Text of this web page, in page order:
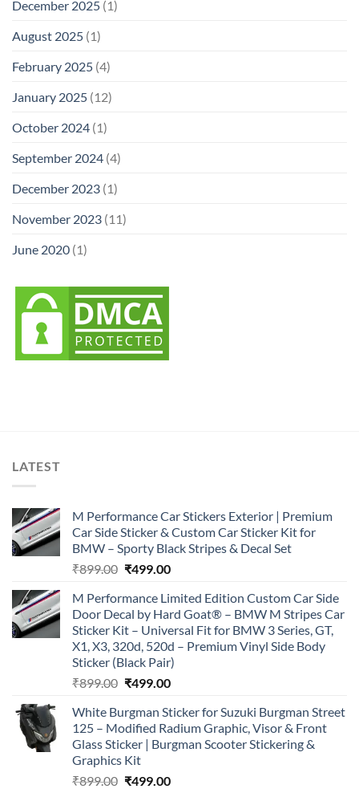
December 2025 (1)
August 2025 (1)
February 2025 (4)
January 2025 (12)
October 2024 (1)
September 2024 (4)
December 2023 (1)
November 2023 (11)
June 2020 (1)
LATEST
M Performance Car Stickers Exterior | Premium
Car Side Sticker & Custom Car Sticker Kit for
BMW – Sporty Black Stripes & Decal Set
₹899.00 Original
was:
₹899.00.
₹499.00Current
is:
₹499.00.
M Performance Limited Edition Custom Car Side
Door Decal by Hard Goat® – BMW M Stripes Car
Sticker Kit – Universal Fit for BMW 3 Series, GT,
X1, X3, 320d, 520d – Premium Vinyl Side Body
Sticker (Black Pair)
₹899.00 Original
was:
₹899.00.
₹499.00Current
is:
₹499.00.
White Burgman Sticker for Suzuki Burgman Street
125 – Modified Radium Graphic, Visor & Front
Glass Sticker | Burgman Scooter Stickering &
Graphics Kit
₹899.00 Original
₹499.00Current